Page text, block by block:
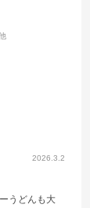
2026.3.2
うどんも大